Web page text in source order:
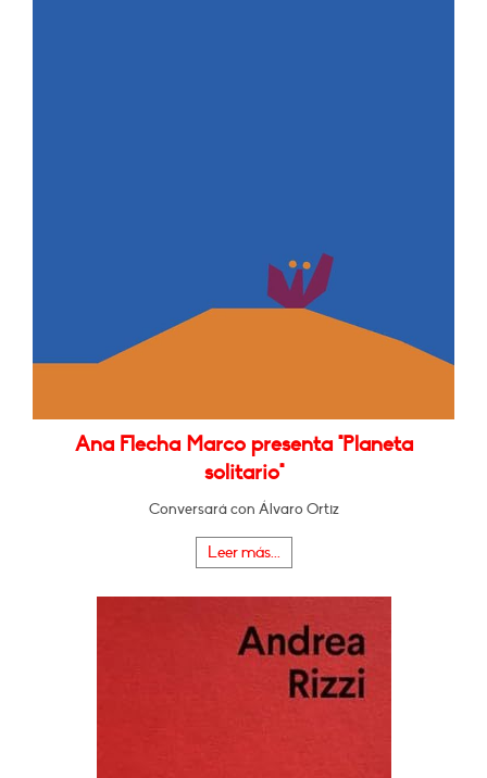
Ana Flecha Marco presenta "Planeta
solitario"
Conversará con Álvaro Ortiz
Leer más...